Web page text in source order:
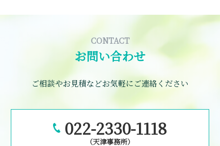
CONTACT
お問い合わせ
ご相談やお見積などお気軽にご連絡ください
022-2330-1118
（天津事務所）